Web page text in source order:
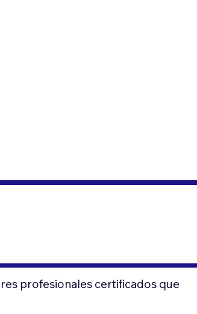
profesionales certificados que